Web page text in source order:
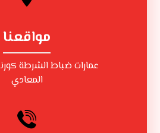
مواقعنا
عمارات ضباط الشرطة
المعادي